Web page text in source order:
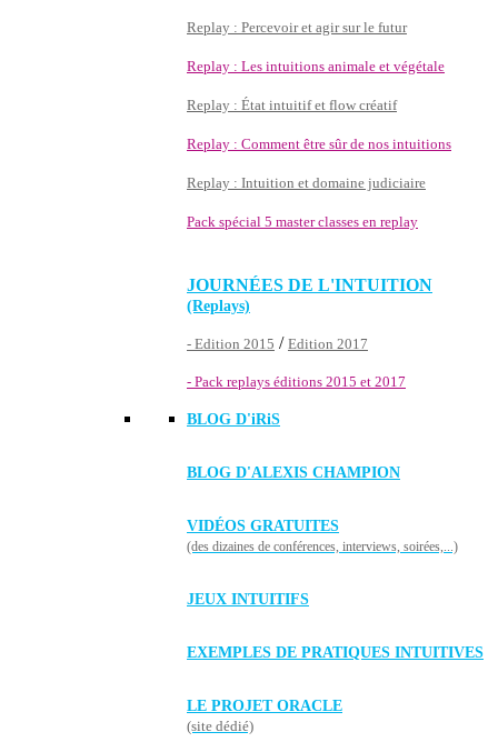
Replay : Percevoir et agir sur le futur
Replay : Les intuitions animale et végétale
Replay : État intuitif et flow créatif
Replay : Comment être sûr de nos intuitions
Replay : Intuition et domaine judiciaire
Pack spécial 5 master classes en replay
JOURNÉES DE L'INTUITION
(Replays)
- Edition 2015 / Edition 2017
- Pack replays éditions 2015 et 2017
BLOG D'iRiS
BLOG D'ALEXIS CHAMPION
VIDÉOS GRATUITES
(des dizaines de conférences, interviews, soirées,...)
JEUX INTUITIFS
EXEMPLES DE PRATIQUES INTUITIVES
LE PROJET ORACLE
(site dédié)